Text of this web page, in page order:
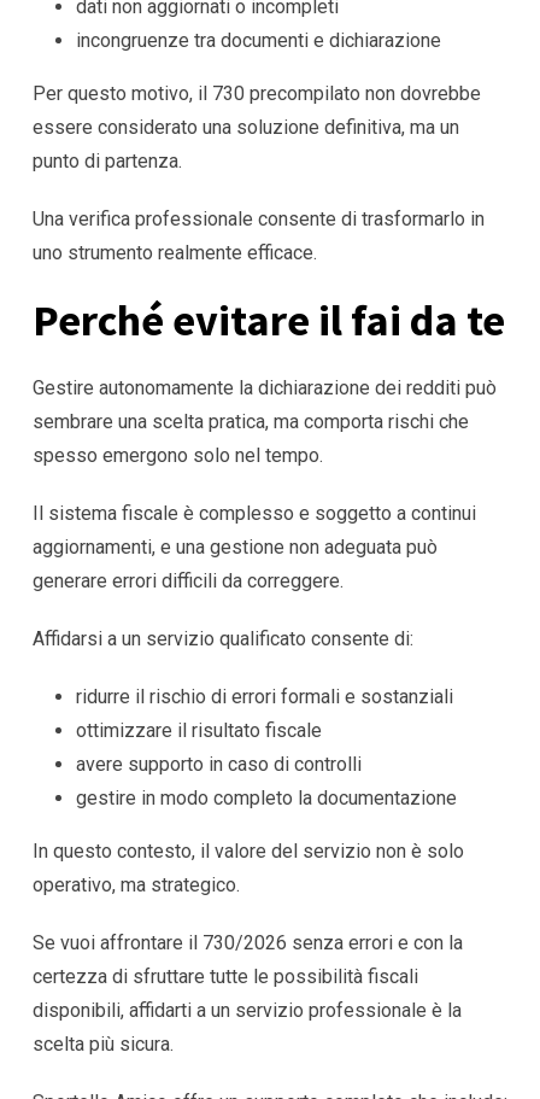
dati non aggiornati o incompleti
incongruenze tra documenti e dichiarazione
Per questo motivo, il 730 precompilato non dovrebbe
essere considerato una soluzione definitiva, ma un
punto di partenza.
Una verifica professionale consente di trasformarlo in
uno strumento realmente efficace.
Perché evitare il fai da te
Gestire autonomamente la dichiarazione dei redditi può
sembrare una scelta pratica, ma comporta rischi che
spesso emergono solo nel tempo.
Il sistema fiscale è complesso e soggetto a continui
aggiornamenti, e una gestione non adeguata può
generare errori difficili da correggere.
Affidarsi a un servizio qualificato consente di:
ridurre il rischio di errori formali e sostanziali
ottimizzare il risultato fiscale
avere supporto in caso di controlli
gestire in modo completo la documentazione
In questo contesto, il valore del servizio non è solo
operativo, ma strategico.
Se vuoi affrontare il 730/2026 senza errori e con la
certezza di sfruttare tutte le possibilità fiscali
disponibili, affidarti a un servizio professionale è la
scelta più sicura.